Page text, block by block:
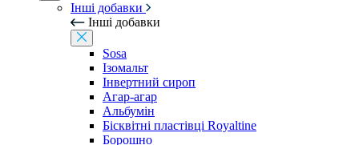
Інші добавки
Інші добавки
Sosa
Ізомальт
Інвертний сироп
Агар-агар
Альбумін
Бісквітні пластівці Royaltine
Борошно